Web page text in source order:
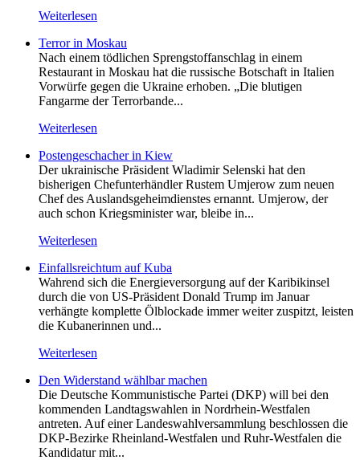
Weiterlesen
Terror in Moskau
Nach einem tödlichen Sprengstoffanschlag in einem
Restaurant in Moskau hat die russische Botschaft in Italien
Vorwürfe gegen die Ukraine erhoben. „Die blutigen
Fangarme der Terrorbande...
Weiterlesen
Postengeschacher in Kiew
Der ukrainische Präsident Wladimir Selenski hat den
bisherigen Chefunterhändler Rustem Umjerow zum neuen
Chef des Auslandsgeheimdienstes ernannt. Umjerow, der
auch schon Kriegsminister war, bleibe in...
Weiterlesen
Einfallsreichtum auf Kuba
Wahrend sich die Energieversorgung auf der Karibikinsel
durch die von US-Präsident Donald Trump im Januar
verhängte komplette Ölblockade immer weiter zuspitzt, leisten
die Kubanerinnen und...
Weiterlesen
Den Widerstand wählbar machen
Die Deutsche Kommunistische Partei (DKP) will bei den
kommenden Landtagswahlen in Nordrhein-Westfalen
antreten. Auf einer Landeswahlversammlung beschlossen die
DKP-Bezirke Rheinland-Westfalen und Ruhr-Westfalen die
Kandidatur mit...